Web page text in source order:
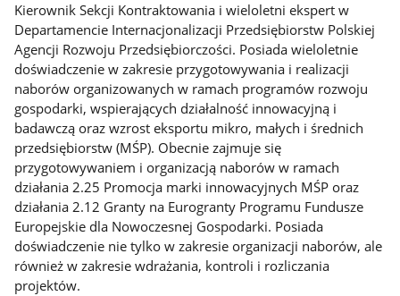
Kierownik Sekcji Kontraktowania i wieloletni ekspert w
Departamencie Internacjonalizacji Przedsiębiorstw Polskiej
Agencji Rozwoju Przedsiębiorczości. Posiada wieloletnie
doświadczenie w zakresie przygotowywania i realizacji
naborów organizowanych w ramach programów rozwoju
gospodarki, wspierających działalność innowacyjną i
badawczą oraz wzrost eksportu mikro, małych i średnich
przedsiębiorstw (MŚP). Obecnie zajmuje się
przygotowywaniem i organizacją naborów w ramach
działania 2.25 Promocja marki innowacyjnych MŚP oraz
działania 2.12 Granty na Eurogranty Programu Fundusze
Europejskie dla Nowoczesnej Gospodarki. Posiada
doświadczenie nie tylko w zakresie organizacji naborów, ale
również w zakresie wdrażania, kontroli i rozliczania
projektów.